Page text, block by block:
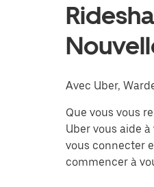
Avec Uber,
Que vous vous
Uber vous aide
vous connecter
commencer à